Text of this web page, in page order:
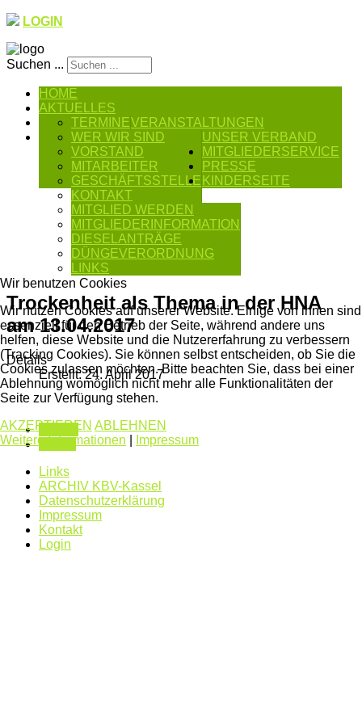
LOGIN
Suchen ...
HOME
AKTUELLES
VERANSTALTUNGEN
TERMINE
UNSER VERBAND
WER WIR SIND
VORSTAND
MITARBEITER
GESCHÄFTSSTELLE
KONTAKT
MITGLIEDERSERVICE
MITGLIED WERDEN
MITGLIEDERINFORMATION
DIESELANTRÄGE
DÜNGEVERORDNUNG
LINKS
PRESSE
KINDERSEITE
Trockenheit als Thema in der HNA
am 13.04.2017
Details
Erstellt: 24. April 2017
Links
ARCHIV KBV-Kassel
Datenschutzerklärung
Impressum
Kontakt
Login
Wir benutzen Cookies
Wir nutzen Cookies auf unserer Website. Einige von ihnen sind
essenziell für den Betrieb der Seite, während andere uns
helfen, diese Website und die Nutzererfahrung zu verbessern
(Tracking Cookies). Sie können selbst entscheiden, ob Sie die
Cookies zulassen möchten. Bitte beachten Sie, dass bei einer
Ablehnung womöglich nicht mehr alle Funktionalitäten der
Seite zur Verfügung stehen.
AKZEPTIEREN ABLEHNEN
Weitere Informationen
Impressum